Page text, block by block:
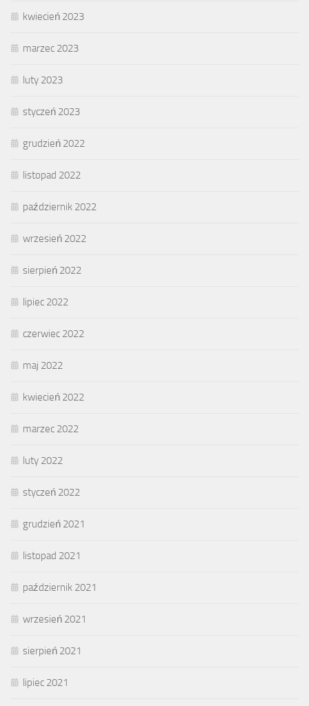
kwiecień 2023
marzec 2023
luty 2023
styczeń 2023
grudzień 2022
listopad 2022
październik 2022
wrzesień 2022
sierpień 2022
lipiec 2022
czerwiec 2022
maj 2022
kwiecień 2022
marzec 2022
luty 2022
styczeń 2022
grudzień 2021
listopad 2021
październik 2021
wrzesień 2021
sierpień 2021
lipiec 2021